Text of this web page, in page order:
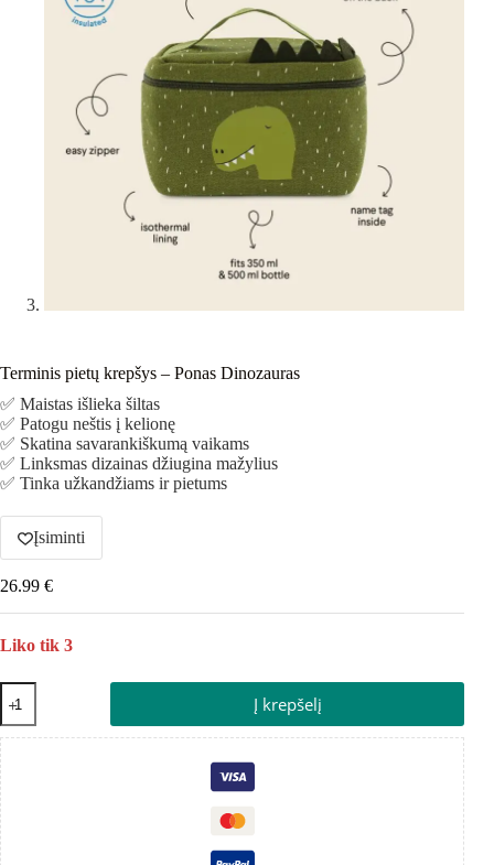
Terminis pietų krepšys – Ponas Dinozauras
✅ Maistas išlieka šiltas
✅ Patogu neštis į kelionę
✅ Skatina savarankiškumą vaikams
✅ Linksmas dizainas džiugina mažylius
✅ Tinka užkandžiams ir pietums
Įsiminti
26.99 €
Liko tik 3
Į krepšelį